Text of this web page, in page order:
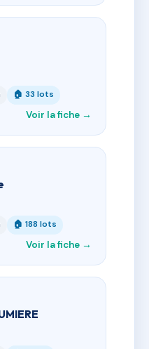
🏠 33 lots
Voir la fiche →
🏠 188 lots
Voir la fiche →